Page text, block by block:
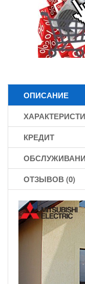
ОПИСАНИЕ
КРЕДИТ
ОТЗЫВОВ (0)